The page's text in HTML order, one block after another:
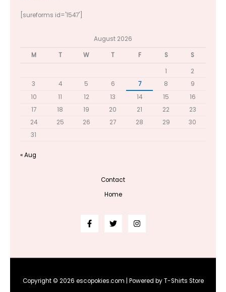
[sureforms id='1547']
August 2026
M
T W T F S
S
1
2
3
4 5 6 7 8
9
10
11 12 13 14 15
16
17
18 19 20 21 22
23
24
25 26 27 28 29
30
31
« Aug
Contact
Home
Copyright © 2026 escopokies.com | Powered by T-Shirts Store